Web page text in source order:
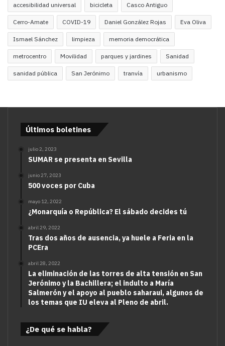
accesibilidad universal bicicleta Casco Antiguo
Cerro-Amate COVID-19 Daniel González Rojas Eva Oliva
Ismael Sánchez limpieza memoria democrática
metrocentro Movilidad parques y jardines Sanidad
sanidad pública San Jerónimo tranvía urbanismo
Últimos boletines
julio 2, 2023
SUMAR se presenta en Sevilla
junio 27, 2023
500 voces por Cuba
mayo 12, 2022
¿Monarquía o República? El sábado decides tú
abril 29, 2022
Tras dos años de ausencia, ya huele a Feria en la
PCEra
abril 28, 2022
La eliminación de las torres de alta tensión en San
Jerónimo y la Bachillera; el indulto a María
Salmerón y el apoyo al pueblo saharaui, algunos de
los temas que IU eleva al Pleno de abril.
¿De qué se habla?